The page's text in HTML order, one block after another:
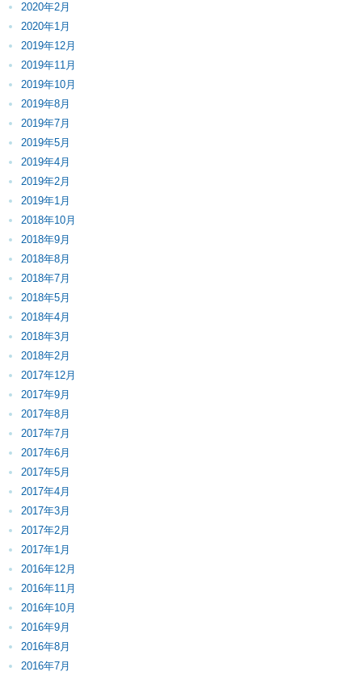
2020年2月
2020年1月
2019年12月
2019年11月
2019年10月
2019年8月
2019年7月
2019年5月
2019年4月
2019年2月
2019年1月
2018年10月
2018年9月
2018年8月
2018年7月
2018年5月
2018年4月
2018年3月
2018年2月
2017年12月
2017年9月
2017年8月
2017年7月
2017年6月
2017年5月
2017年4月
2017年3月
2017年2月
2017年1月
2016年12月
2016年11月
2016年10月
2016年9月
2016年8月
2016年7月